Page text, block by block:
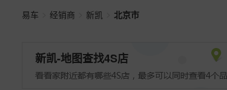
易车 经销商 新凯 北京市
新凯-地图查找4S店